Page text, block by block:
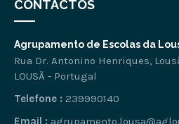
CONTACTOS
Agrupamento de Escolas da
Rua Dr. Antonino Henriques,
LOUSÃ - Portugal
Telefone : 239990140
Email :